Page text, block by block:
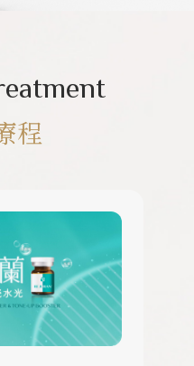
程